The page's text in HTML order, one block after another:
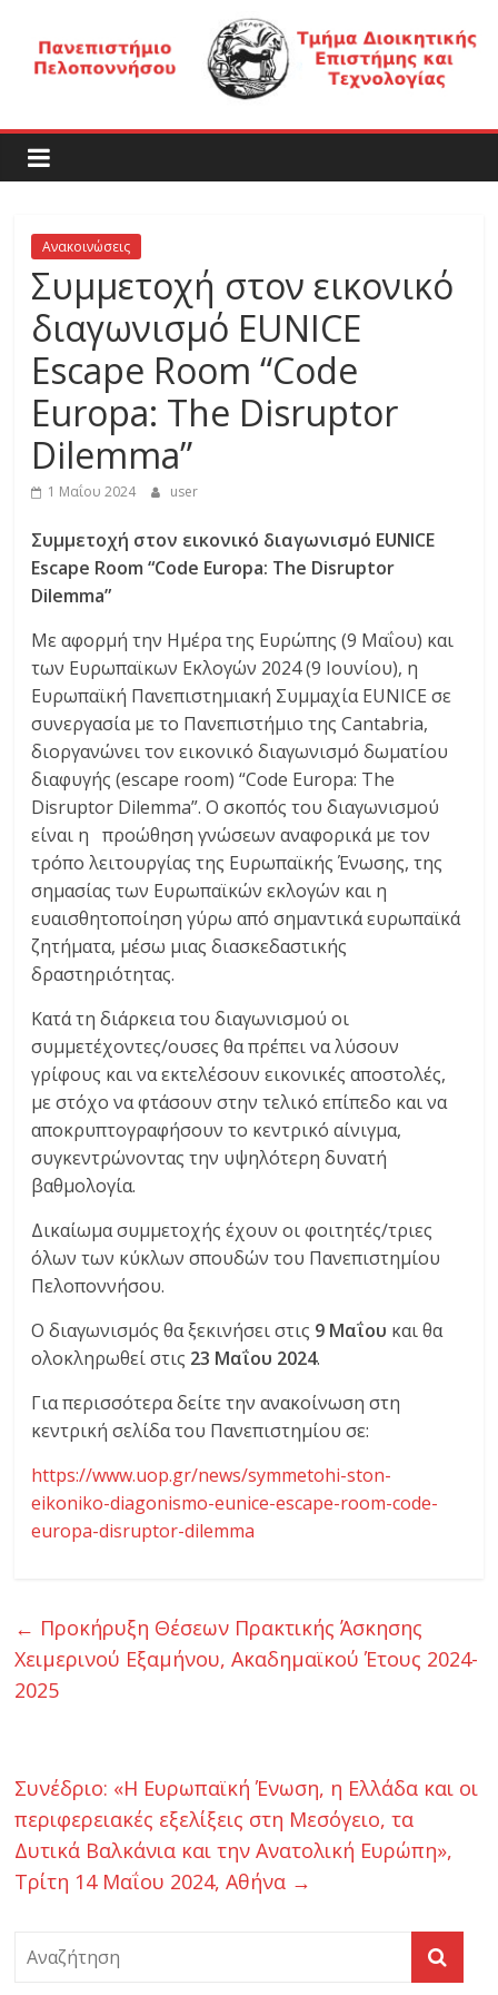
περιεχόμενο
Τ
μ
ή
μ
α
Δ
ι
ο
κ
η
τ
ι
κ
ή
ς
Ε
π
σ
τ
ή
μ
η
κ
ι
Τ
ε
χ
Ανακοινώσεις
Συμμετοχή στον εικονικό
διαγωνισμό EUNICE
Escape Room “Code
Europa: The Disruptor
Dilemma”
1 Μαΐου 2024 user
Συμμετοχή στον εικονικό διαγωνισμό EUNICE
Escape Room “Code Europa: The Disruptor
Dilemma”
Με αφορμή την Ημέρα της Ευρώπης (9 Μαΐου) και
των Ευρωπαϊκων Εκλογών 2024 (9 Ιουνίου), η
Ευρωπαϊκή Πανεπιστημιακή Συμμαχία EUNICE σε
συνεργασία με το Πανεπιστήμιο της Cantabria,
διοργανώνει τον εικονικό διαγωνισμό δωματίου
διαφυγής (escape room) “Code Europa: The
Disruptor Dilemma”. Ο σκοπός του διαγωνισμού
είναι η προώθηση γνώσεων αναφορικά με τον
τρόπο λειτουργίας της Ευρωπαϊκής Ένωσης, της
σημασίας των Ευρωπαϊκών εκλογών και η
ευαισθητοποίηση γύρω από σημαντικά ευρωπαϊκά
ζητήματα, μέσω μιας διασκεδαστικής
δραστηριότητας.
Κατά τη διάρκεια του διαγωνισμού οι
συμμετέχοντες/ουσες θα πρέπει να λύσουν
γρίφους και να εκτελέσουν εικονικές αποστολές,
με στόχο να φτάσουν στην τελικό επίπεδο και να
αποκρυπτογραφήσουν το κεντρικό αίνιγμα,
συγκεντρώνοντας την υψηλότερη δυνατή
βαθμολογία.
Δικαίωμα συμμετοχής έχουν οι φοιτητές/τριες
όλων των κύκλων σπουδών του Πανεπιστημίου
Πελοποννήσου.
Ο διαγωνισμός θα ξεκινήσει στις 9 Μαΐου και θα
ολοκληρωθεί στις 23 Μαΐου 2024.
Για περισσότερα δείτε την ανακοίνωση στη
κεντρική σελίδα του Πανεπιστημίου σε:
https://www.uop.gr/news/symmetohi-ston-
eikoniko-diagonismo-eunice-escape-room-code-
europa-disruptor-dilemma
← Προκήρυξη Θέσεων Πρακτικής Άσκησης
Χειμερινού Εξαμήνου, Ακαδημαϊκού Έτους 2024-
2025
Συνέδριο: «Η Ευρωπαϊκή Ένωση, η Ελλάδα και οι
περιφερειακές εξελίξεις στη Μεσόγειο, τα
Δυτικά Βαλκάνια και την Ανατολική Ευρώπη»,
Τρίτη 14 Μαΐου 2024, Αθήνα →